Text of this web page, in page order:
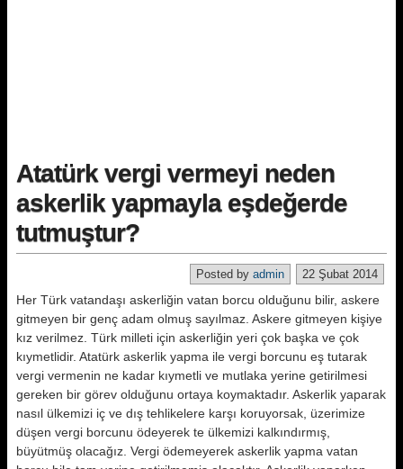
Atatürk vergi vermeyi neden
askerlik yapmayla eşdeğerde
tutmuştur?
22 Şubat 2014
Posted by admin
Her Türk vatandaşı askerliğin vatan borcu olduğunu bilir, askere
gitmeyen bir genç adam olmuş sayılmaz. Askere gitmeyen kişiye
kız verilmez. Türk milleti için askerliğin yeri çok başka ve çok
kıymetlidir. Atatürk askerlik yapma ile vergi borcunu eş tutarak
vergi vermenin ne kadar kıymetli ve mutlaka yerine getirilmesi
gereken bir görev olduğunu ortaya koymaktadır. Askerlik yaparak
nasıl ülkemizi iç ve dış tehlikelere karşı koruyorsak, üzerimize
düşen vergi borcunu ödeyerek te ülkemizi kalkındırmış,
büyütmüş olacağız. Vergi ödemeyerek askerlik yapma vatan